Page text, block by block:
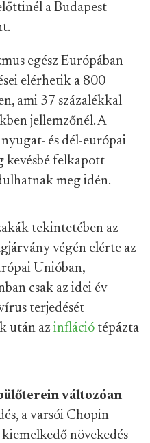
a Budapest
egész Európában
elérhetik a 800
ami 37 százalékkal
jellemzőnél. A
és dél-európai
kevésbé felkapott
meg idén.
tekintetében az
végén elérte az
Unióban,
csak az idei év
terjedését
után az infláció tépázta
változóan
a varsói Chopin
növekedés